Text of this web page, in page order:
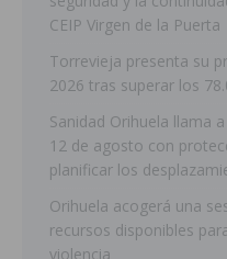
CEIP Virgen de la Puerta
Torrevieja presenta su
2026 tras superar los
Sanidad Orihuela llama
12 de agosto con
planificar los
Orihuela acogerá una
recursos disponibles
violencia